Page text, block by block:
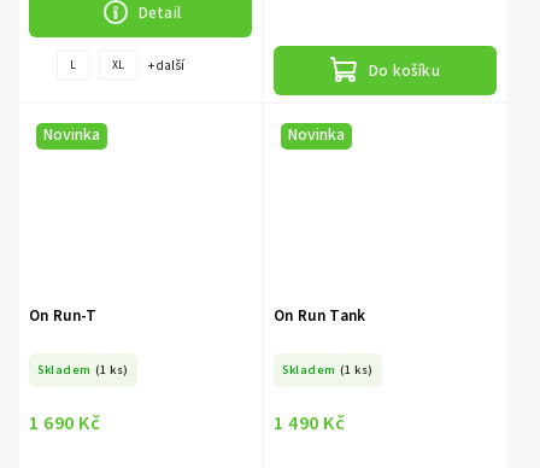
Detail
L XL + další Do košíku
Novinka
On Run-T
Skladem (1 ks)
1 690 Kč
Novinka
On Run Tank
Skladem (1 ks)
1 490 Kč